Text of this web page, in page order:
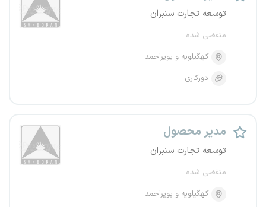
توسعه تجارت سنبران
منقضی شده
کهگیلویه و بویراحمد
دورکاری
مدیر محصول
توسعه تجارت سنبران
منقضی شده
کهگیلویه و بویراحمد